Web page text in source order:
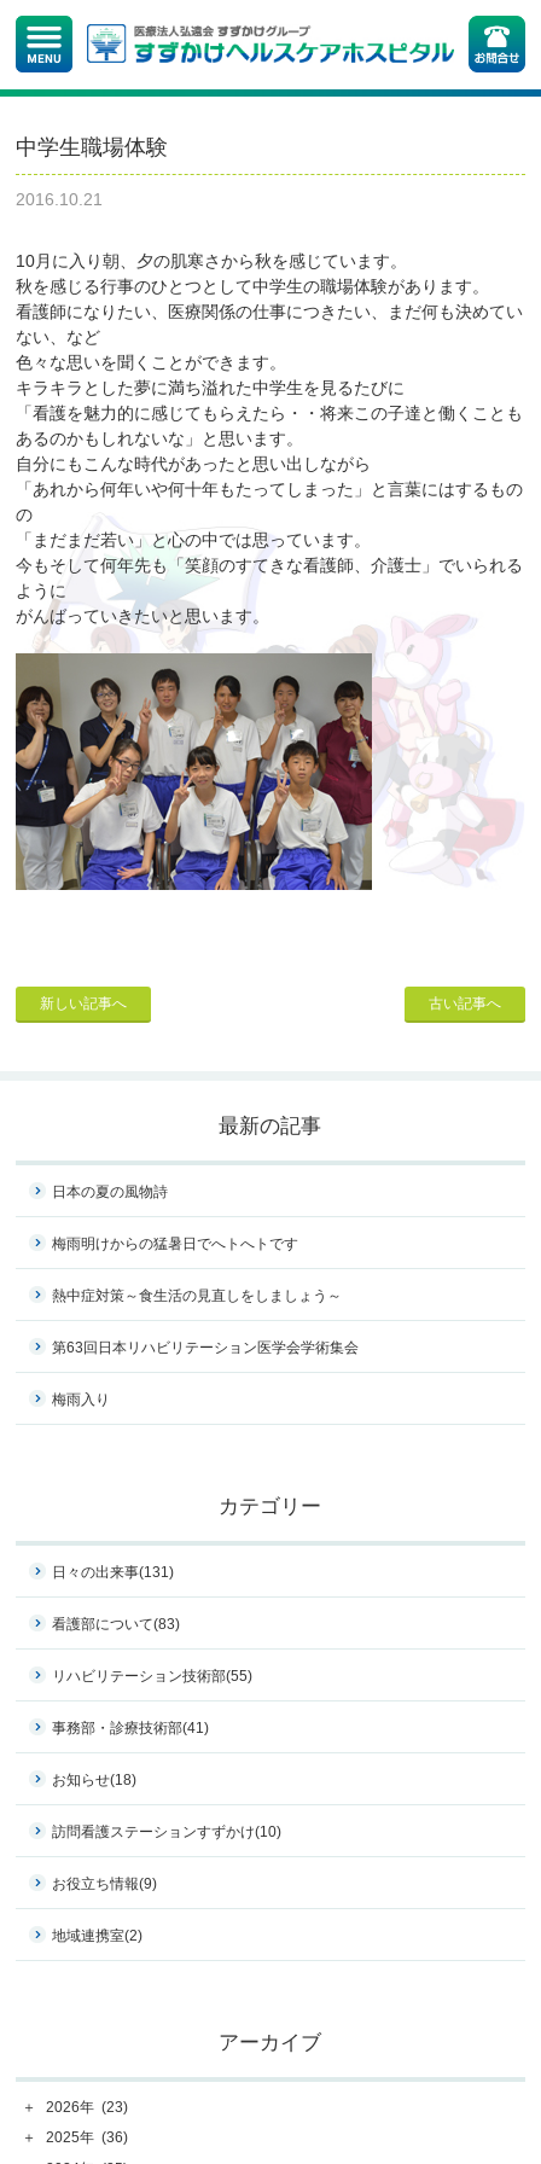
中学生職場体験
2016.10.21
10月に入り朝、夕の肌寒さから秋を感じています。
秋を感じる行事のひとつとして中学生の職場体験があります。
看護師になりたい、医療関係の仕事につきたい、まだ何も決めてい
ない、など
色々な思いを聞くことができます。
キラキラとした夢に満ち溢れた中学生を見るたびに
「看護を魅力的に感じてもらえたら・・将来この子達と働くことも
あるのかもしれないな」と思います。
自分にもこんな時代があったと思い出しながら
「あれから何年いや何十年もたってしまった」と言葉にはするもの
の
「まだまだ若い」と心の中では思っています。
今もそして何年先も「笑顔のすてきな看護師、介護士」でいられる
ように
がんばっていきたいと思います。
新しい記事へ 古い記事へ
最新の記事
日本の夏の風物詩
梅雨明けからの猛暑日でへトへトです
熱中症対策～食生活の見直しをしましょう～
第63回日本リハビリテーション医学会学術集会
梅雨入り
カテゴリー
日々の出来事(131)
看護部について(83)
リハビリテーション技術部(55)
事務部・診療技術部(41)
お知らせ(18)
訪問看護ステーションすずかけ(10)
お役立ち情報(9)
地域連携室(2)
アーカイブ
＋ 2026年 (23)
＋
2025年 (36)